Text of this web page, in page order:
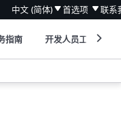
中文 (简体) 首选项 联系
指南 开发人员工具